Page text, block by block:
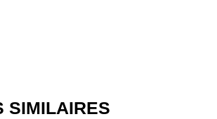
SIMILAIRES